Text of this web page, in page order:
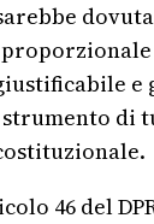
e
di
46 del